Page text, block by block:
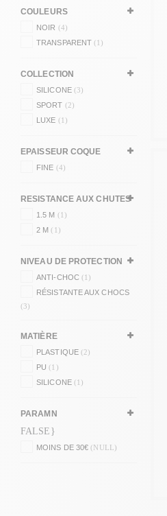
COULEURS
NOIR (4)
TRANSPARENT(1)
COLLECTION
SILICONE (3)
SPORT (2)
LUXE (1)
EPAISSEUR COQUE
FINE (4)
RESISTANCE AUX CHUTES
1.5 M (1)
2 M(1)
NIVEAU DE PROTECTION
ANTI-CHOC (1)
RÉSISTANTE AUX CHOCS
(3)
MATIÈRE
PLASTIQUE (2)
PU(1)
SILICONE (1)
PARAMN
FALSE}
MOINS DE 30€(NULL)